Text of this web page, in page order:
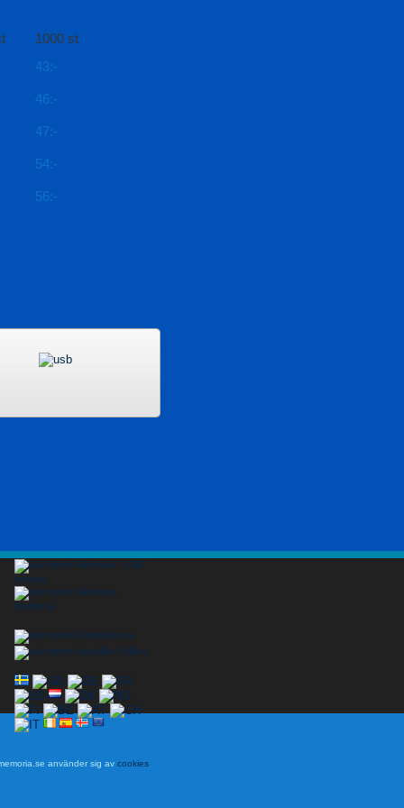
1000 st
43:-
46:-
47:-
54:-
56:-
Memoria - USB
minnen
Memoria -
Webbyrå
Kontakta oss
Villkor
använder sig av cookies